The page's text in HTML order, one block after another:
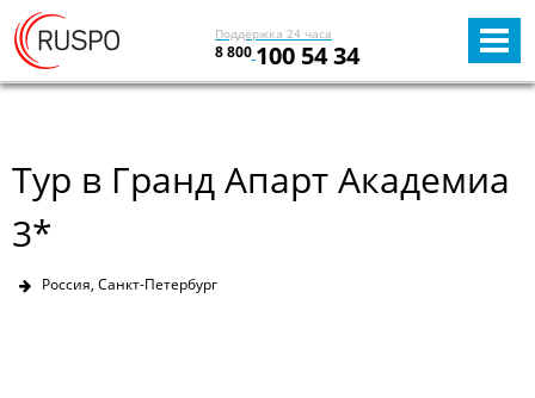
Поддержка 24 часа
8 800 100 54 34
Тур в Гранд Апарт Академиа
3*
Россия, Санкт-Петербург